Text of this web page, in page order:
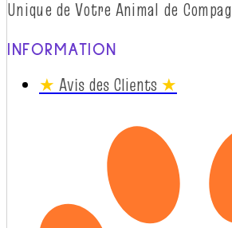
Unique de Votre Animal de
INFORMATION
★ Avis des Clients ★